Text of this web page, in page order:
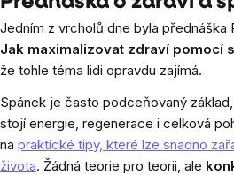
Jedním z vrcholů dne byla přednáška
Jak maximalizovat zdraví pomocí
že tohle téma lidi opravdu zajímá.
Spánek je často podceňovaný
stojí energie, regenerace i celková
na praktické tipy, které lze snadno
života. Žádná teorie pro teorii, ale